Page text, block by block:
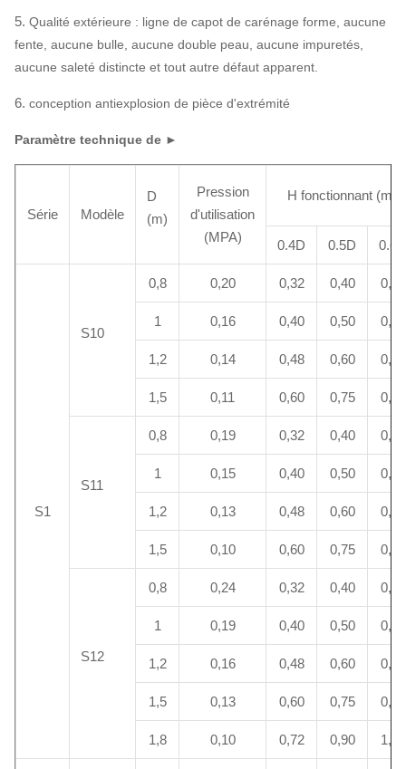
5. Qualité extérieure : ligne de capot de carénage forme, aucune
fente, aucune bulle, aucune double peau, aucune impuretés,
aucune saleté distincte et tout autre défaut apparent.
6. conception antiexplosion de pièce d'extrémité
Paramètre technique de ►
Série Modèle
D
(m)
Pression
d'utilisation
(MPA)
H fonctionnant (m)
0.4D 0.5D 0.6D
S1
S10
0,8 0,20 0,32 0,40 0,48
1 0,16 0,40 0,50 0,60
1,2 0,14 0,48 0,60 0,72
1,5 0,11 0,60 0,75 0,90
S11
0,8 0,19 0,32 0,40 0,48
1 0,15 0,40 0,50 0,60
1,2 0,13 0,48 0,60 0,72
1,5 0,10 0,60 0,75 0,90
S12
0,8 0,24 0,32 0,40 0,48
1 0,19 0,40 0,50 0,60
1,2 0,16 0,48 0,60 0,72
1,5 0,13 0,60 0,75 0,90
1,8 0,10 0,72 0,90 1,08